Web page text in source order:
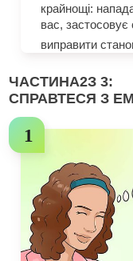
крайнощі:
вас,
виправити
ЧАСТИНА2З 3:
СПРАВТЕСЯ З